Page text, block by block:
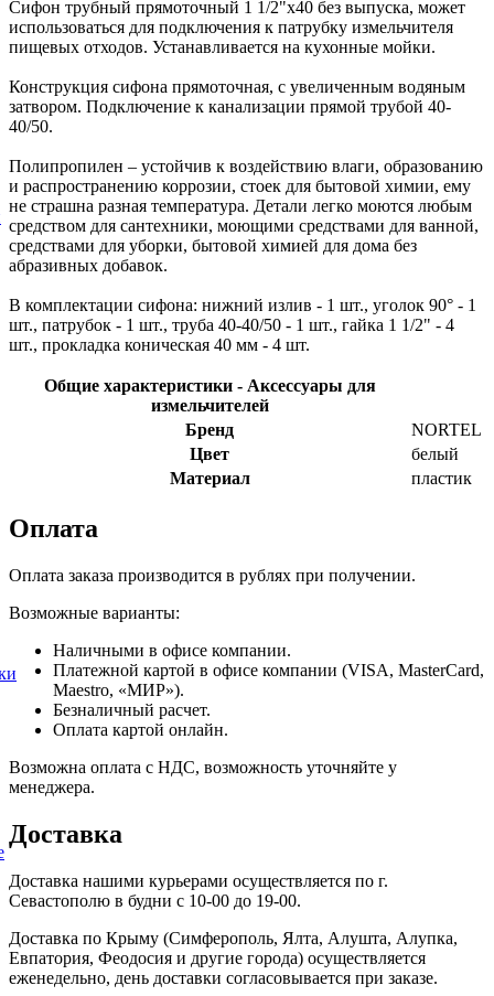
Сифон трубный прямоточный 1 1/2"х40 без выпуска, может
использоваться для подключения к патрубку измельчителя
пищевых отходов. Устанавливается на кухонные мойки.
Конструкция сифона прямоточная, с увеличенным водяным
затвором. Подключение к канализации прямой трубой 40-
40/50.
Полипропилен – устойчив к воздействию влаги, образованию
и распространению коррозии, стоек для бытовой химии, ему
не страшна разная температура. Детали легко моются любым
средством для сантехники, моющими средствами для ванной,
средствами для уборки, бытовой химией для дома без
абразивных добавок.
В комплектации сифона: нижний излив - 1 шт., уголок 90° - 1
шт., патрубок - 1 шт., труба 40-40/50 - 1 шт., гайка 1 1/2" - 4
шт., прокладка коническая 40 мм - 4 шт.
Общие характеристики - Аксессуары для
измельчителей
Бренд
NORTEL
Цвет
белый
Материал
пластик
Оплата
Оплата заказа производится в рублях при получении.
Возможные варианты:
Наличными в офисе компании.
Платежной картой в офисе компании (VISA, MasterCard,
Maestro, «МИР»).
Безналичный расчет.
Оплата картой онлайн.
Возможна оплата с НДС, возможность уточняйте у
менеджера.
Доставка
Доставка нашими курьерами осуществляется по г.
Севастополю в будни с 10-00 до 19-00.
Доставка по Крыму (Симферополь, Ялта, Алушта, Алупка,
Евпатория, Феодосия и другие города) осуществляется
еженедельно, день доставки согласовывается при заказе.